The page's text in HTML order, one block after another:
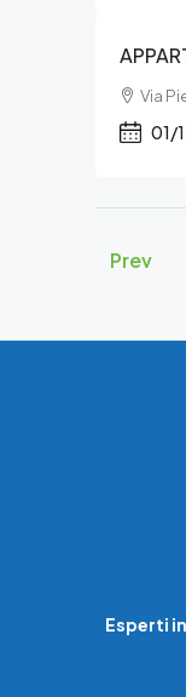
Via
01/
Prev
Esperti